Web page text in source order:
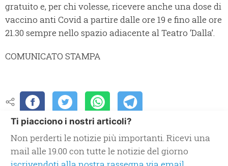
gratuito e, per chi volesse, ricevere anche una dose di
vaccino anti Covid a partire dalle ore 19 e fino alle ore
21.30 sempre nello spazio adiacente al Teatro ‘Dalla’.
COMUNICATO STAMPA
Ti piacciono i nostri articoli?
Non perderti le notizie più importanti. Ricevi una
mail alle 19.00 con tutte le notizie del giorno